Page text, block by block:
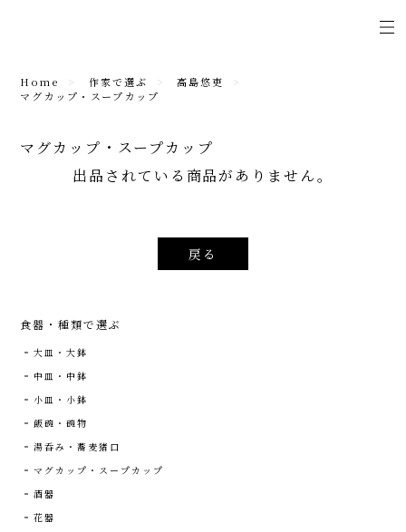
Home 作家で選ぶ
高島悠吏
マグカップ・スープカップ
マグカップ・スープカップ
出品されている商品がありません。
戻る
食器・種類で選ぶ
大皿・大鉢
中皿・中鉢
小皿・小鉢
飯碗・碗物
湯呑み・蕎麦猪口
マグカップ・スープカップ
酒器
花器